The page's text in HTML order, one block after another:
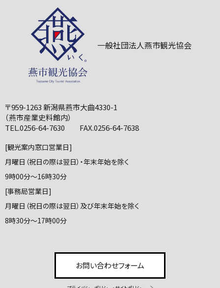
一般社団法人燕市観光協会
〒959-1263 新潟県燕市大曲4330-1
（燕市産業史料館内）
TEL.0256-64-7630 FAX.0256-64-7638
[観光案内窓口営業日]
月曜日（祝日の際は翌日）・年末年始を除く
9時00分～16時30分
[事務局営業日]
月曜日（祝日の際は翌日）及び年末年始を除く
8時30分～17時00分
お問い合わせフォーム